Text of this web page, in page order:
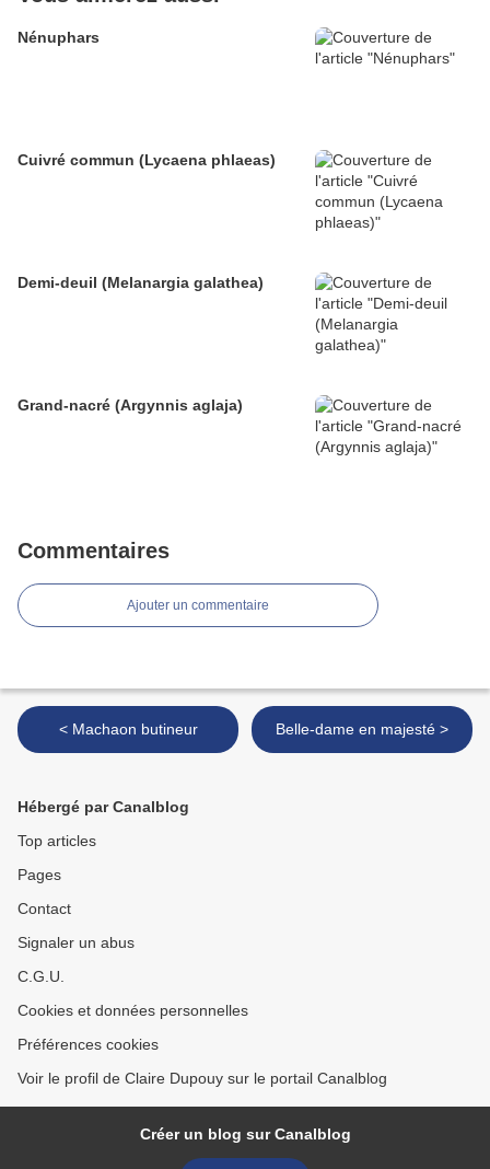
Nénuphars
Cuivré commun (Lycaena phlaeas)
Demi-deuil (Melanargia galathea)
Grand-nacré (Argynnis aglaja)
Commentaires
Ajouter un commentaire
< Machaon butineur Belle-dame en majesté >
Hébergé par Canalblog
Top articles
Pages
Contact
Signaler un abus
C.G.U.
Cookies et données personnelles
Préférences cookies
Voir le profil de Claire Dupouy sur le portail Canalblog
Créer un blog sur Canalblog